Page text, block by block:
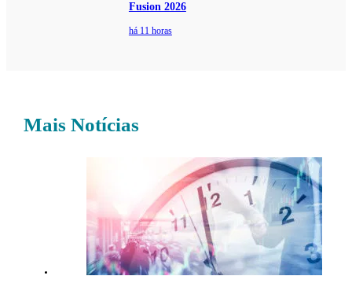
Fusion 2026
há 11 horas
Mais Notícias